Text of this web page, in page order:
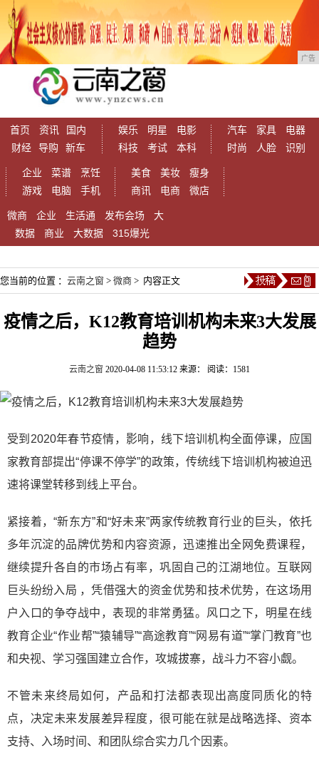
广告
首页 资讯
国内
财经
导购 新车
娱乐 明星
电影
科技
考试 本科
汽车 家具
电器
时尚
人脸 识别
企业 菜谱
烹饪
游戏
电脑 手机
美食 美妆
瘦身
商讯
电商 微店
微商 企业 生活通 发布会场
大
数据
商业 大数据 315爆光
您当前的位置 ： 云南之窗 > 微商 > 内容正文
疫情之后，K12教育培训机构未来3大发展
趋势
云南之窗 2020-04-08 11:53:12 来源： 阅读：1581
受到2020年春节疫情，影响，线下培训机构全面停课，应国
家教育部提出“停课不停学”的政策，传统线下培训机构被迫迅
速将课堂转移到线上平台。
紧接着，“新东方”和“好未来”两家传统教育行业的巨头，依托
多年沉淀的品牌优势和内容资源，迅速推出全网免费课程，
继续提升各自的市场占有率，巩固自己的江湖地位。互联网
巨头纷纷入局 ，凭借强大的资金优势和技术优势，在这场用
户入口的争夺战中，表现的非常勇猛。风口之下，明星在线
教育企业“作业帮”“猿辅导”“高途教育”“网易有道”“掌门教育”也
和央视、学习强国建立合作，攻城拔寨，战斗力不容小觑。
不管未来终局如何，产品和打法都表现出高度同质化的特
点，决定未来发展差异程度，很可能在就是战略选择、资本
支持、入场时间、和团队综合实力几个因素。